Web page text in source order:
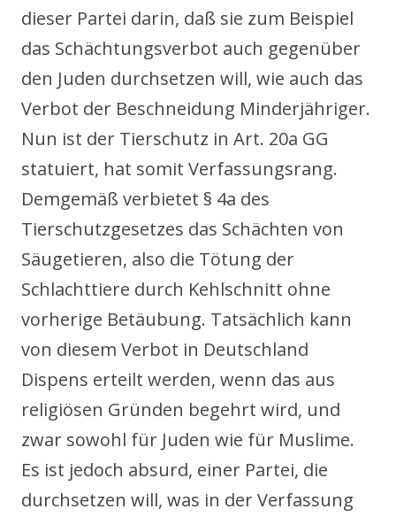
dieser Partei darin, daß sie zum Beispiel
das Schächtungsverbot auch gegenüber
den Juden durchsetzen will, wie auch das
Verbot der Beschneidung Minderjähriger.
Nun ist der Tierschutz in Art. 20a GG
statuiert, hat somit Verfassungsrang.
Demgemäß verbietet § 4a des
Tierschutzgesetzes das Schächten von
Säugetieren, also die Tötung der
Schlachttiere durch Kehlschnitt ohne
vorherige Betäubung. Tatsächlich kann
von diesem Verbot in Deutschland
Dispens erteilt werden, wenn das aus
religiösen Gründen begehrt wird, und
zwar sowohl für Juden wie für Muslime.
Es ist jedoch absurd, einer Partei, die
durchsetzen will, was in der Verfassung